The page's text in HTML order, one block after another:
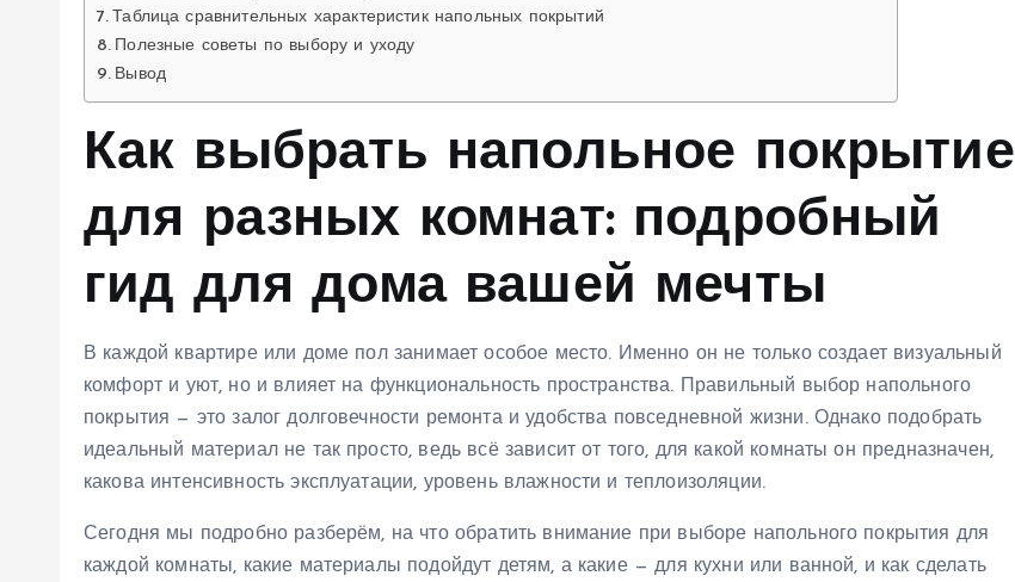
Таблица сравнительных характеристик напольных покрытий
Полезные советы по выбору и уходу
Вывод
Как выбрать напольное покрытие
для разных комнат: подробный
гид для дома вашей мечты
В каждой квартире или доме пол занимает особое место. Именно он не только создает визуальный
комфорт и уют, но и влияет на функциональность пространства. Правильный выбор напольного
покрытия — это залог долговечности ремонта и удобства повседневной жизни. Однако подобрать
идеальный материал не так просто, ведь всё зависит от того, для какой комнаты он предназначен,
какова интенсивность эксплуатации, уровень влажности и теплоизоляции.
Сегодня мы подробно разберём, на что обратить внимание при выборе напольного покрытия для
каждой комнаты, какие материалы подойдут детям, а какие — для кухни или ванной, и как сделать